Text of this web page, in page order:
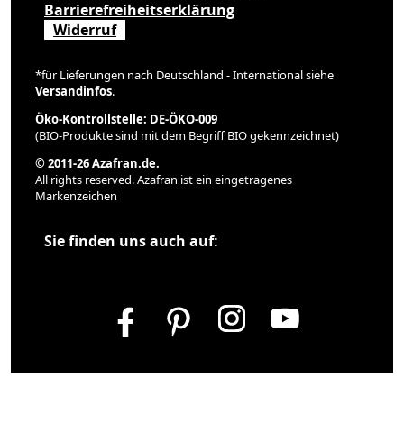
Barrierefreiheitserklärung
Widerruf
*für Lieferungen nach Deutschland - International siehe
Versandinfos.
Öko-Kontrollstelle: DE-ÖKO-009
(BIO-Produkte sind mit dem Begriff BIO gekennzeichnet)
© 2011-26 Azafran.de.
All rights reserved. Azafran ist ein eingetragenes
Markenzeichen
Sie finden uns auch auf: